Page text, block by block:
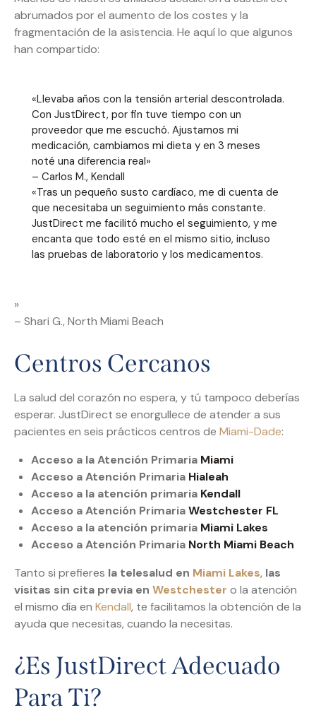
abrumados por el aumento de los costes y la
fragmentación de la asistencia. He aquí lo que algunos
han compartido:
«Llevaba años con la tensión arterial descontrolada.
Con JustDirect, por fin tuve tiempo con un
proveedor que me escuchó. Ajustamos mi
medicación, cambiamos mi dieta y en 3 meses
noté una diferencia real»
– Carlos M., Kendall
«Tras un pequeño susto cardíaco, me di cuenta de
que necesitaba un seguimiento más constante.
JustDirect me facilitó mucho el seguimiento, y me
encanta que todo esté en el mismo sitio, incluso
las pruebas de laboratorio y los medicamentos.
»
– Shari G., North Miami Beach
Centros Cercanos
La salud del corazón no espera, y tú tampoco deberías
esperar. JustDirect se enorgullece de atender a sus
pacientes en seis prácticos centros de Miami-Dade:
Acceso a la Atención Primaria Miami
Acceso a Atención Primaria Hialeah
Acceso a la atención primaria Kendall
Acceso a Atención PrimariaWestchester FL
Acceso a la atención primaria Miami Lakes
Acceso a Atención Primaria North Miami Beach
Tanto si prefieres la telesalud en Miami Lakes, las
visitas sin cita previa en Westchester o la atención
el mismo día en Kendall, te facilitamos la obtención de la
ayuda que necesitas, cuando la necesitas.
¿Es JustDirect Adecuado
Para Ti?